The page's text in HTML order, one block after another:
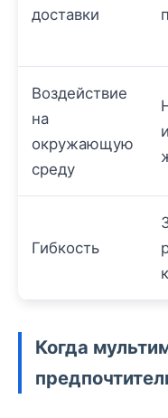
доставки
Воздействие
на
окружающую
среду
Гибкость
Когда